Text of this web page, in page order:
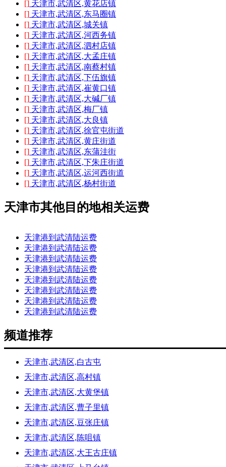
[] 天津市,武清区,黄花店镇
[] 天津市,武清区,东马圈镇
[] 天津市,武清区,城关镇
[] 天津市,武清区,河西务镇
[] 天津市,武清区,泗村店镇
[] 天津市,武清区,大孟庄镇
[] 天津市,武清区,南蔡村镇
[] 天津市,武清区,下伍旗镇
[] 天津市,武清区,崔黄口镇
[] 天津市,武清区,大碱厂镇
[] 天津市,武清区,梅厂镇
[] 天津市,武清区,大良镇
[] 天津市,武清区,徐官屯街道
[] 天津市,武清区,黄庄街道
[] 天津市,武清区,东蒲洼街
[] 天津市,武清区,下朱庄街道
[] 天津市,武清区,运河西街道
[] 天津市,武清区,杨村街道
天津市其他目的地相关运费
天津港到武清陆运费
天津港到武清陆运费
天津港到武清陆运费
天津港到武清陆运费
天津港到武清陆运费
天津港到武清陆运费
天津港到武清陆运费
天津港到武清陆运费
频道推荐
天津市,武清区,白古屯
天津市,武清区,高村镇
天津市,武清区,大黄堡镇
天津市,武清区,曹子里镇
天津市,武清区,豆张庄镇
天津市,武清区,陈咀镇
天津市,武清区,大王古庄镇